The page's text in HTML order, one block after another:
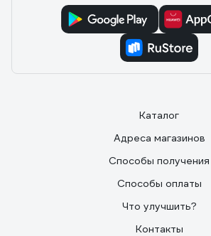
Каталог
Адреса магазинов
Способы получения
Способы оплаты
Что улучшить?
Контакты